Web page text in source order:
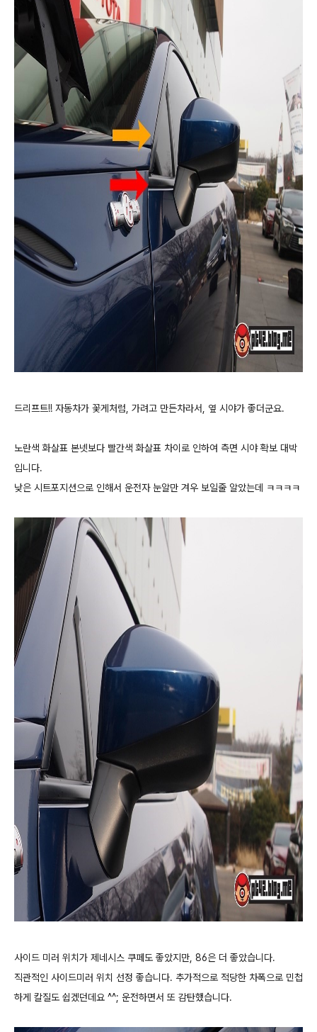
드리프트!! 자동차가 꽃게처럼, 가려고 만든차라서, 옆 시야가 좋더군요.
노란색 화살표 본넷보다 빨간색 화살표 차이로 인하여 측면 시야 확보 대박
입니다.
낮은 시트포지션으로 인해서 운전자 눈알만 겨우 보일줄 알았는데 ㅋㅋㅋㅋ
사이드 미러 위치가 제네시스 쿠페도 좋았지만, 86은 더 좋았습니다.
직관적인 사이드미러 위치 선정 좋습니다. 추가적으로 적당한 차폭으로 민첩
하게 칼질도 쉽겠던데요 ^^; 운전하면서 또 감탄했습니다.